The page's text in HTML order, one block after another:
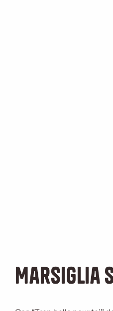
Marsiglia